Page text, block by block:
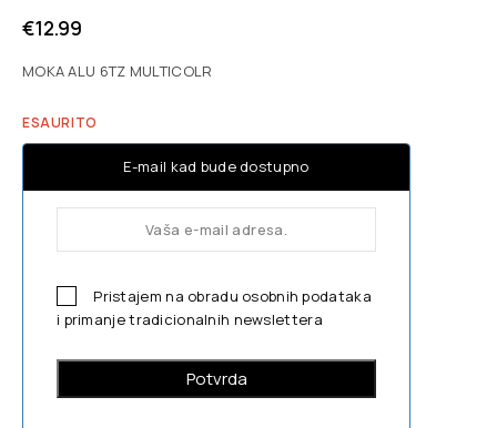
€12.99
MOKA ALU 6TZ MULTICOLR
ESAURITO
E-mail kad bude dostupno
Pristajem na obradu osobnih podataka
i primanje tradicionalnih newslettera